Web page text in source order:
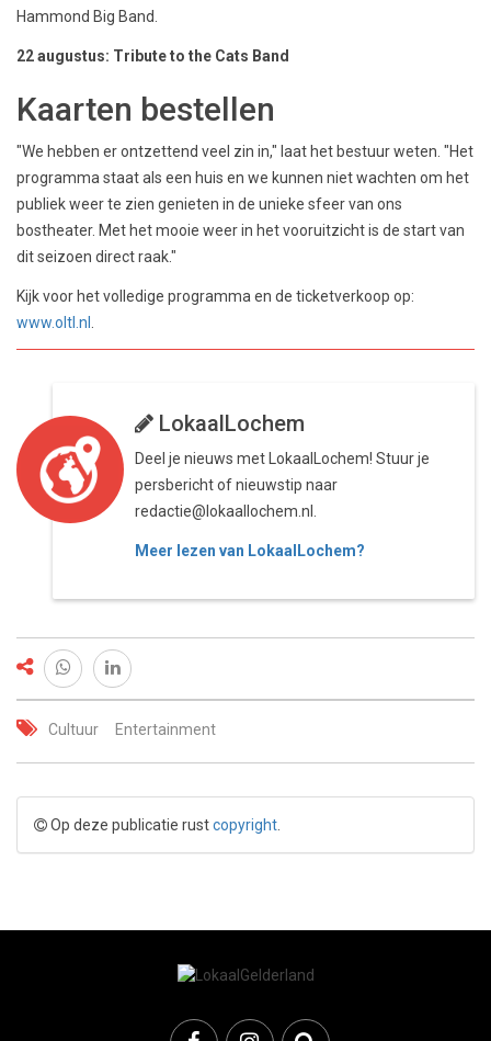
Hammond Big Band.
22 augustus: Tribute to the Cats Band
Kaarten bestellen
"We hebben er ontzettend veel zin in," laat het bestuur weten. "Het
programma staat als een huis en we kunnen niet wachten om het
publiek weer te zien genieten in de unieke sfeer van ons
bostheater. Met het mooie weer in het vooruitzicht is de start van
dit seizoen direct raak."
Kijk voor het volledige programma en de ticketverkoop op:
www.oltl.nl
LokaalLochem
Deel je nieuws met LokaalLochem! Stuur je
persbericht of nieuwstip naar
redactie@lokaallochem.nl.
Meer lezen van LokaalLochem?
Cultuur Entertainment
Op deze publicatie rustcopyright